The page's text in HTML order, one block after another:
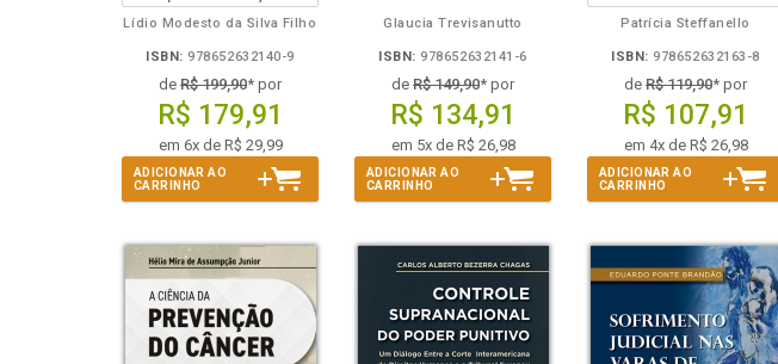
Lídio Modesto da Silva Filho
ISBN: 978652632140-9
de R$ 199,90* por
R$ 179,91
em 6x de R$ 29,99
ADICIONAR AO
CARRINHO
Glaucia Trevisanutto
ISBN: 978652632141-6
de R$ 149,90* por
R$ 134,91
em 5x de R$ 26,98
ADICIONAR AO
CARRINHO
Patrícia Steffanello
ISBN: 978652632163-8
de R$ 119,90* por
R$ 107,91
em 4x de R$ 26,98
ADICIONAR AO
CARRINHO